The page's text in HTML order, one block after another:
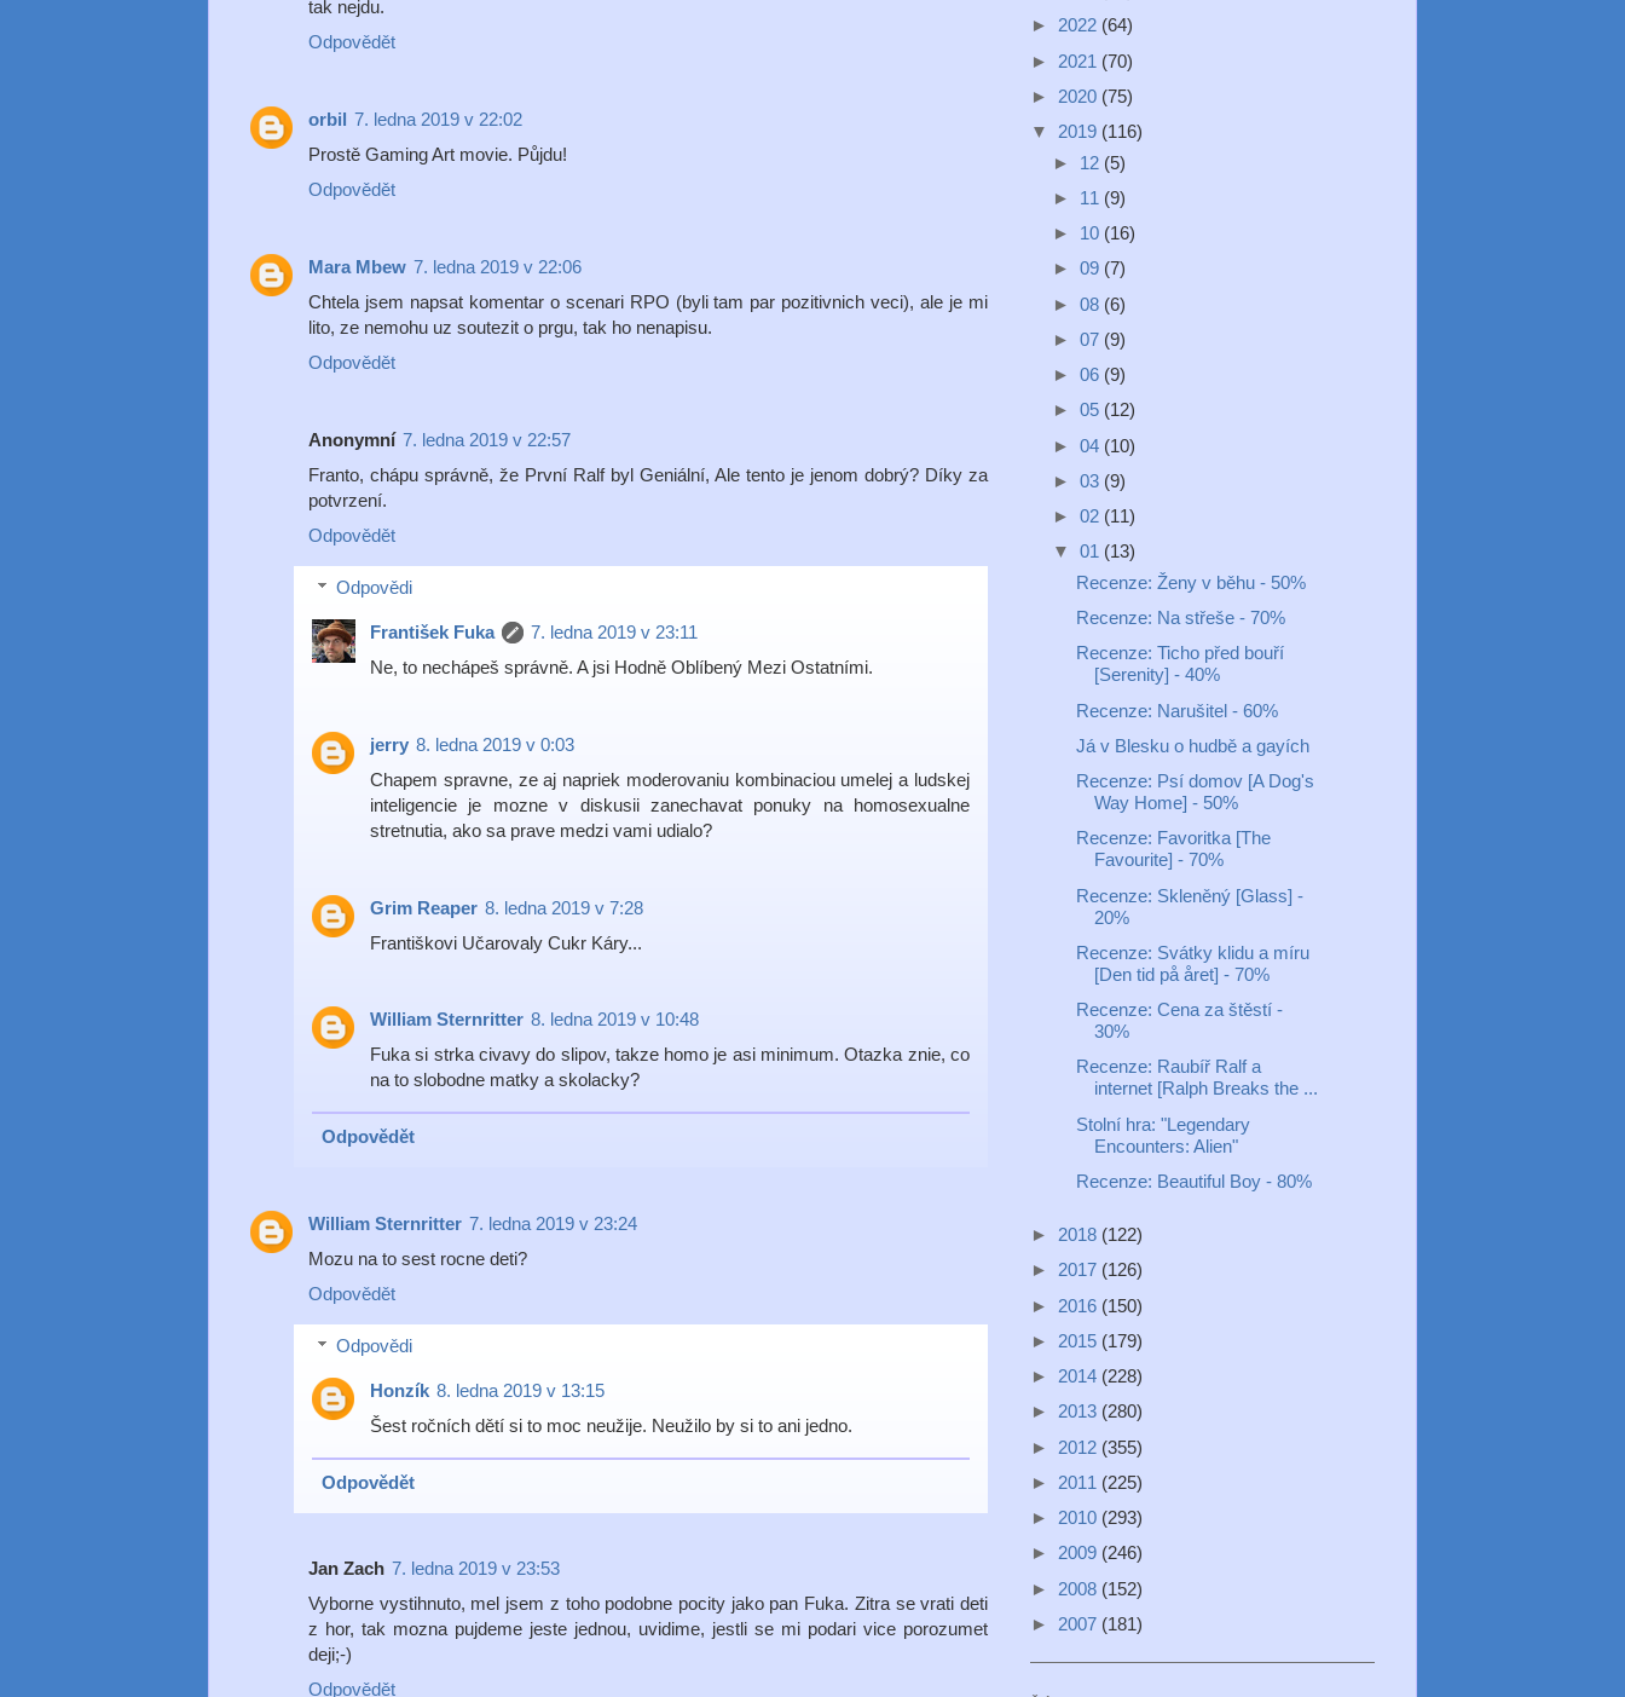
tak nejdu.
Odpovědět
orbil 7. ledna 2019 v 22:02
Prostě Gaming Art movie. Půjdu!
Odpovědět
Mara Mbew 7. ledna 2019 v 22:06
Chtela jsem napsat komentar o scenari RPO (byli tam par pozitivnich veci), ale je mi
lito, ze nemohu uz soutezit o prgu, tak ho nenapisu.
Odpovědět
Anonymní 7. ledna 2019 v 22:57
Franto, chápu správně, že První Ralf byl Geniální, Ale tento je jenom dobrý? Díky za
potvrzení.
Odpovědět
Odpovědi
František Fuka
7. ledna 2019 v 23:11
Ne, to nechápeš správně. A jsi Hodně Oblíbený Mezi Ostatními.
jerry 8. ledna 2019 v 0:03
Chapem spravne, ze aj napriek moderovaniu kombinaciou umelej a ludskej
inteligencie je mozne v diskusii zanechavat ponuky na homosexualne
stretnutia, ako sa prave medzi vami udialo?
Grim Reaper 8. ledna 2019 v 7:28
Františkovi Učarovaly Cukr Káry...
William Sternritter 8. ledna 2019 v 10:48
Fuka si strka civavy do slipov, takze homo je asi minimum. Otazka znie, co
na to slobodne matky a skolacky?
Odpovědět
William Sternritter 7. ledna 2019 v 23:24
Mozu na to sest rocne deti?
Odpovědět
Odpovědi
Honzík 8. ledna 2019 v 13:15
Šest ročních dětí si to moc neužije. Neužilo by si to ani jedno.
Odpovědět
Jan Zach 7. ledna 2019 v 23:53
Vyborne vystihnuto, mel jsem z toho podobne pocity jako pan Fuka. Zitra se vrati deti
z hor, tak mozna pujdeme jeste jednou, uvidime, jestli se mi podari vice porozumet
deji;-)
Odpovědět
► 2022 (64)
► 2021 (70)
► 2020 (75)
▼ 2019 (116)
► 12 (5)
► 11 (9)
► 10 (16)
► 09 (7)
► 08 (6)
► 07 (9)
► 06 (9)
► 05 (12)
► 04 (10)
► 03 (9)
► 02 (11)
▼ 01 (13)
Recenze: Ženy v běhu - 50%
Recenze: Na střeše - 70%
Recenze: Ticho před bouří
[Serenity] - 40%
Recenze: Narušitel - 60%
Já v Blesku o hudbě a gayích
Recenze: Psí domov [A Dog's
Way Home] - 50%
Recenze: Favoritka [The
Favourite] - 70%
Recenze: Skleněný [Glass] -
20%
Recenze: Svátky klidu a míru
[Den tid på året] - 70%
Recenze: Cena za štěstí -
30%
Recenze: Raubíř Ralf a
internet [Ralph Breaks the ...
Stolní hra: "Legendary
Encounters: Alien"
Recenze: Beautiful Boy - 80%
► 2018 (122)
► 2017 (126)
► 2016 (150)
► 2015 (179)
► 2014 (228)
► 2013 (280)
► 2012 (355)
► 2011 (225)
► 2010 (293)
► 2009 (246)
► 2008 (152)
► 2007 (181)